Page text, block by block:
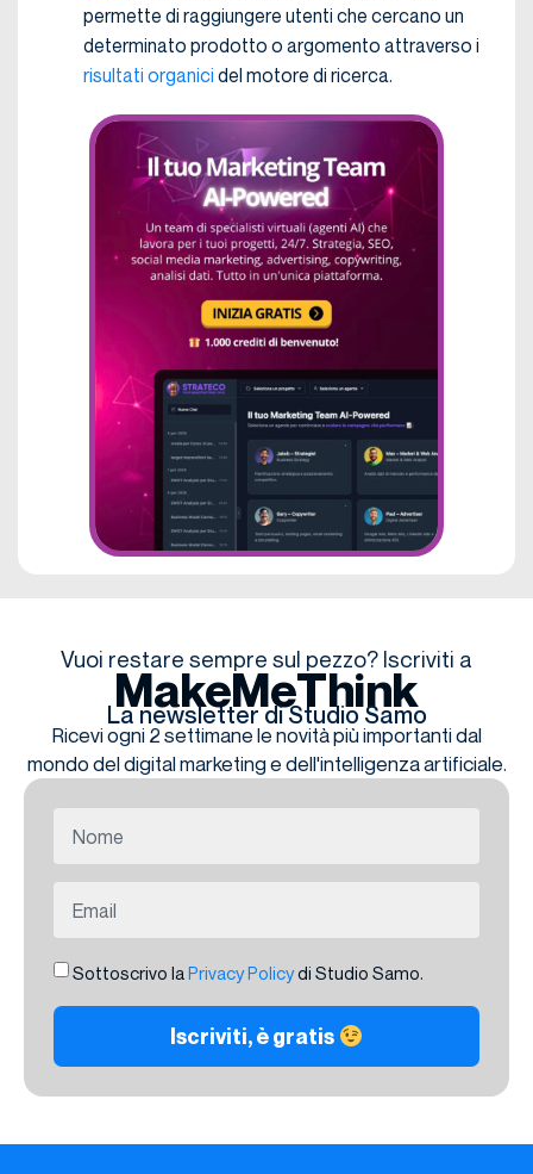
permette di raggiungere utenti che cercano un
determinato prodotto o argomento attraverso i
risultati organici del motore di ricerca.
Vuoi restare sempre sul pezzo? Iscriviti a
MakeMeThink
La newsletter di Studio Samo
Ricevi ogni 2 settimane le novità più importanti dal
mondo del digital marketing e dell'intelligenza artificiale.
Sottoscrivo laPrivacy Policydi Studio Samo.
Iscriviti, è gratis